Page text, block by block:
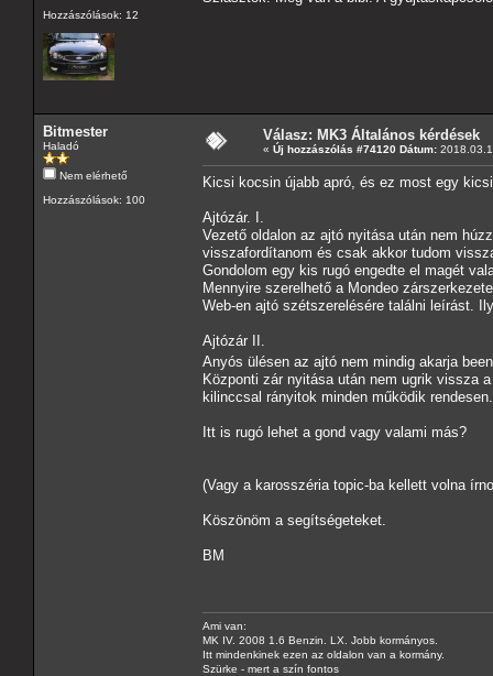
Hozzászólások: 12
Bitmester
Haladó
Nem elérhető
Hozzászólások: 100
Válasz: MK3 Általános kérdések
« Új hozzászólás #74120 Dátum:
Kicsi kocsin újabb apró, és ez most egy
Ajtózár. I.
Vezető oldalon az ajtó nyitása után nem
visszafordítanom és csak akkor tudom
Gondolom egy kis rugó engedte el magét
Mennyire szerelhető a Mondeo
Web-en ajtó szétszerelésére találni leírást.
Ajtózár II.
Anyós ülésen az ajtó nem mindig akarja
Központi zár nyitása után nem ugrik vissza
kilinccsal rányitok minden működik rendesen.
Itt is rugó lehet a gond vagy valami más?
(Vagy a karosszéria topic-ba kellett volna
Köszönöm a segítségeteket.
BM
Ami van:
MK IV. 2008 1.6 Benzin. LX. Jobb kormányos.
Itt mindenkinek ezen az oldalon van a kormány.
Szürke - mert a szín fontos